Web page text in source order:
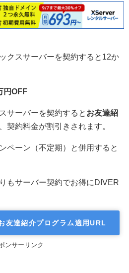
クスサーバーを契約すると12か
円OFF
サーバーを契約すると お友達紹
契約料金が割引きされます。
ペーン（不定期）と併用すると
もサーバー契約でお得にDIVER
友達紹介プログラム適用URL
ンサーリンク